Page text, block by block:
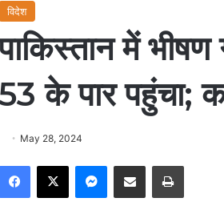
विदेश
में भीषण
के पार पहुंचा;
May 28, 2024
Facebook
X Messenger
Share via Email Print